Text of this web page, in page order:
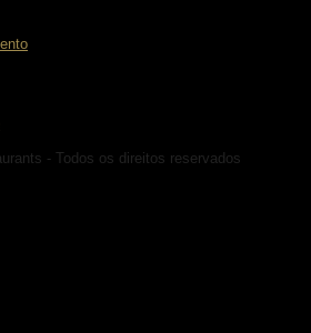
- Todos os direitos reservados